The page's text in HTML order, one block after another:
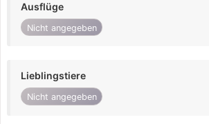
Ausflüge
Nicht angegeben
Lieblingstiere
Nicht angegeben